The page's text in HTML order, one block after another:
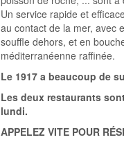
Un service rapide et
au contact de la mer, avec
souffle dehors, et en
méditerranéenne raffinée.
Le 1917 a beaucoup de
Les deux restaurants
lundi.
APPELEZ VITE POUR